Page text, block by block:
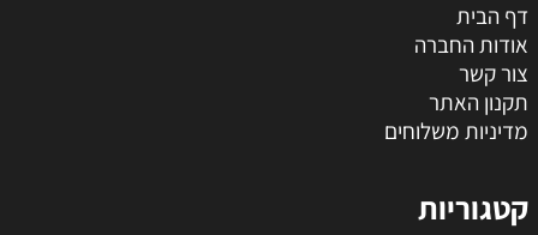
דף הבית
אודות החברה
צור קשר
תקנון האתר
מדיניות משלוחים
קטגוריות